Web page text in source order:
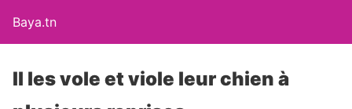
Baya.tn
Il les vole et viole leur chien à